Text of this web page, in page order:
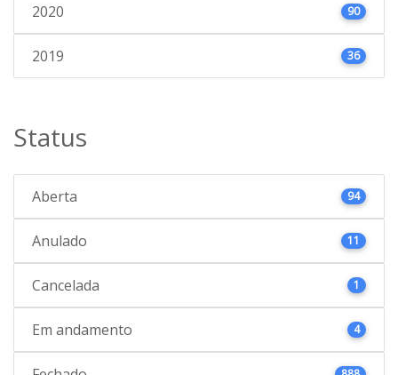
2020 90
2019 36
Status
Aberta 94
Anulado 11
Cancelada 1
Em andamento 4